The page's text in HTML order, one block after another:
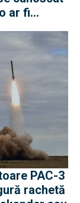
ar fi
PAC-3
rachetă